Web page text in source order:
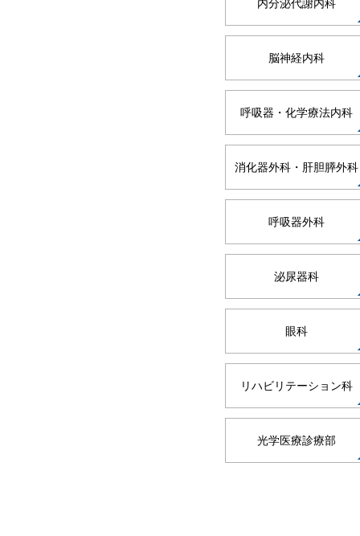
内分泌代謝内科
脳神経内科
呼吸器・化学療法内科
消化器外科・肝胆膵外科
呼吸器外科
泌尿器科
眼科
リハビリテーション科
光学医療診療部